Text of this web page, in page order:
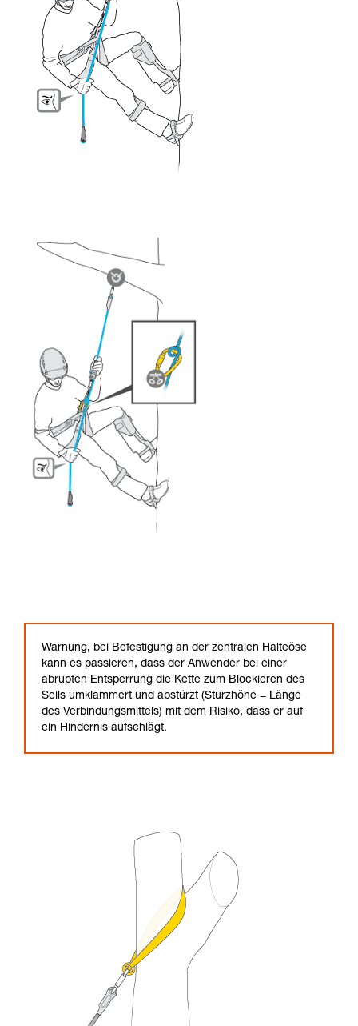
Warnung, bei Befestigung an der zentralen Halteöse
kann es passieren, dass der Anwender bei einer
abrupten Entsperrung die Kette zum Blockieren des
Seils umklammert und abstürzt (Sturzhöhe = Länge
des Verbindungsmittels) mit dem Risiko, dass er auf
ein Hindernis aufschlägt.